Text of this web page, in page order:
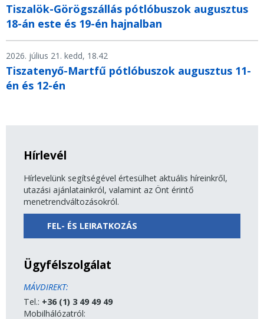
Tiszalök-Görögszállás pótlóbuszok augusztus
18-án este és 19-én hajnalban
2026. július 21. kedd, 18.42
Tiszatenyő-Martfű pótlóbuszok augusztus 11-
én és 12-én
Hírlevél
Hírlevelünk segítségével értesülhet aktuális híreinkről,
utazási ajánlatainkról, valamint az Önt érintő
menetrendváltozásokról.
FEL- ÉS LEIRATKOZÁS
Ügyfélszolgálat
MÁVDIREKT:
Tel.: +36 (1) 3 49 49 49
Mobilhálózatról: